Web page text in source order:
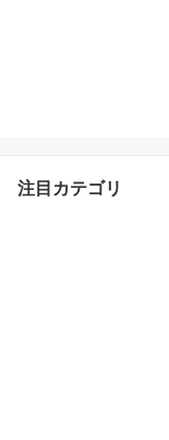
注目カテゴリ